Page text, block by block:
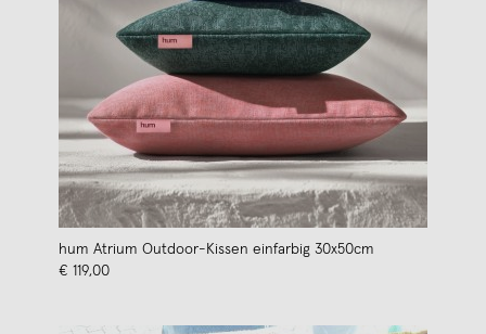
hum Atrium Outdoor-Kissen einfarbig 30x50cm
€ 119,00